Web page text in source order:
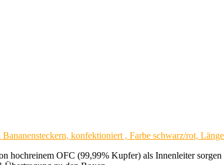
konfektioniert , Farbe schwarz/rot,
hochreinem OFC (99,99% Kupfer) als Innenleiter